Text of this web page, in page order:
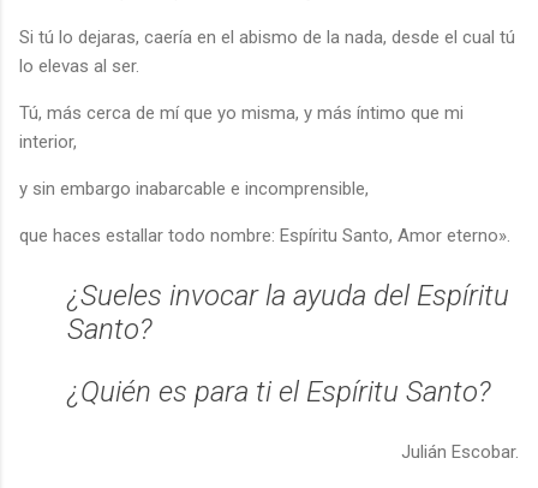
Si tú lo dejaras, caería en el abismo de la nada, desde el cual tú
lo elevas al ser.
Tú, más cerca de mí que yo misma, y más íntimo que mi
interior,
y sin embargo inabarcable e incomprensible,
que haces estallar todo nombre: Espíritu Santo, Amor eterno».
¿Sueles invocar la ayuda del Espíritu
Santo?
¿Quién es para ti el Espíritu Santo?
Julián Escobar.